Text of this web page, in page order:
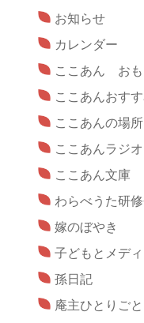
お知らせ
カレンダー
ここあん おも
ここあんおす
ここあんの場所
ここあんラジオ
ここあん文庫
わらべうた研
嫁のぼやき
子どもとメデ
孫日記
庵主ひとりごと